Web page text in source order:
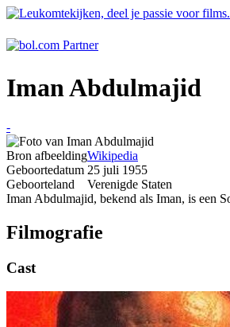
Iman Abdulmajid
-
Bron afbeeldingWikipedia
Geboortedatum 25 juli 1955
Geboorteland
Verenigde Staten
Iman Abdulmajid, bekend als Iman, is een
Filmografie
Cast